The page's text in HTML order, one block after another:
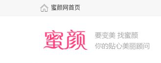
蜜颜网首页